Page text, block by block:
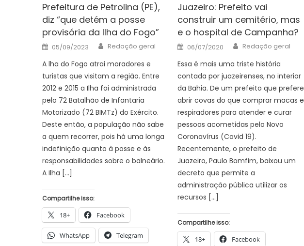
Prefeitura de Petrolina (PE),
diz “que detém a posse
provisória da Ilha do Fogo”
Posted
on
05/09/2023 Author
Redação geral
A lha do Fogo atrai moradores e
turistas que visitam a região. Entre
2012 e 2015 a Ilha foi administrada
pelo 72 Batalhão de Infantaria
Motorizado (72 BIMTz) do Exército.
Deste então, a população não sabe
a quem recorrer, pois há uma longa
indefinição quanto à posse e às
responsabilidades sobre o balneário.
A Ilha […]
Compartilhe isso:
18+ Facebook
WhatsApp Telegram
Juazeiro: Prefeito vai
construir um cemitério, mas
e o hospital de Campanha?
Posted
on
06/07/2020 Author
Redação geral
Essa é mais uma triste história
contada por juazeirenses, no interior
da Bahia. De um prefeito que prefere
abrir covas do que comprar macas e
respiradores para atender e curar
pessoas acometidas pelo Novo
Coronavírus (Covid 19).
Recentemente, o prefeito de
Juazeiro, Paulo Bomfim, baixou um
decreto que permite a
administração pública utilizar os
recursos […]
Compartilhe isso:
18+ Facebook